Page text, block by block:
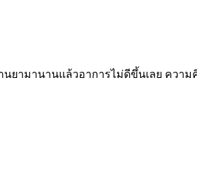
ามานานแล้วอาการไม่ดีขึ้นเลย ควา